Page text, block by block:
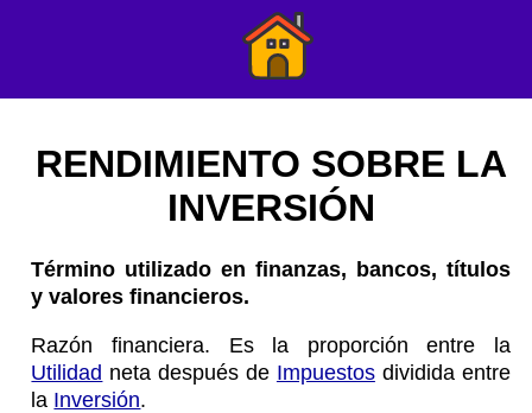
RENDIMIENTO SOBRE LA
INVERSIÓN
Término utilizado en finanzas, bancos, títulos
y valores financieros.
Razón financiera. Es la proporción entre la
Utilidad neta después de Impuestosdividida entre
la Inversión.